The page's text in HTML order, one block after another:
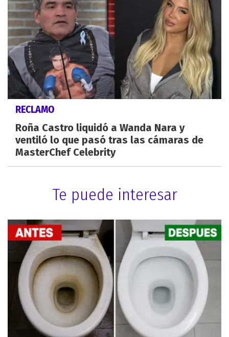
RECLAMO
Roña Castro liquidó a Wanda Nara y
ventiló lo que pasó tras las cámaras de
MasterChef Celebrity
Te puede interesar